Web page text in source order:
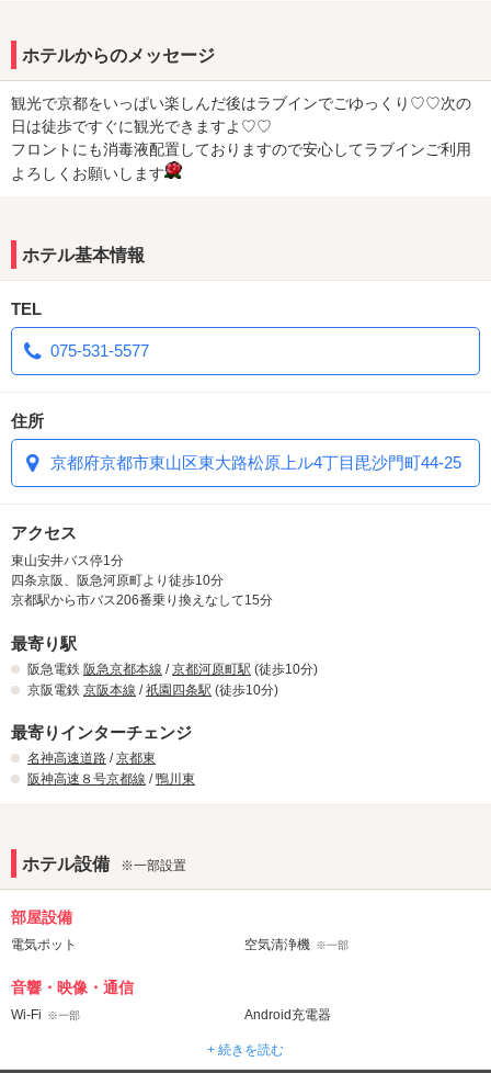
ホテルからのメッセージ
観光で京都をいっぱい楽しんだ後はラブインでごゆっくり♡♡次の
日は徒歩ですぐに観光できますよ♡♡
フロントにも消毒液配置しておりますので安心してラブインご利用
よろしくお願いします
ホテル基本情報
TEL
075-531-5577
住所
京都府京都市東山区東大路松原上ル4丁目毘沙門町44-25
アクセス
東山安井バス停1分
四条京阪、阪急河原町より徒歩10分
京都駅から市バス206番乗り換えなして15分
最寄り駅
阪急電鉄 阪急京都本線 /京都河原町駅 (徒歩10分)
京阪電鉄 京阪本線 /祇園四条駅 (徒歩10分)
最寄りインターチェンジ
名神高速道路 /京都東
阪神高速８号京都線 /鴨川東
ホテル設備 ※一部設置
部屋設備
電気ポット 空気清浄機 ※一部
音響・映像・通信
Wi-Fi ※一部
Android充電器
+ 続きを読む